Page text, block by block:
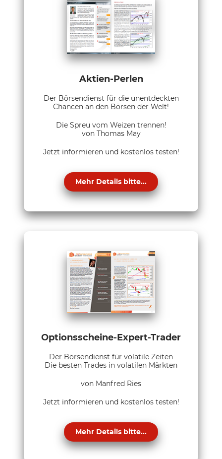
Aktien-Perlen
Der Börsendienst für die unentdeckten
Chancen an den Börsen der Welt!
Die Spreu vom Weizen trennen!
von Thomas May
Jetzt informieren und kostenlos testen!
Mehr Details bitte...
Optionsscheine-Expert-Trader
Der Börsendienst für volatile Zeiten
Die besten Trades in volatilen Märkten
von Manfred Ries
Jetzt informieren und kostenlos testen!
Mehr Details bitte...